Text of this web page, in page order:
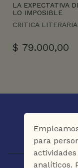
LA EXPECTATIVA
LO IMPOSIBLE
CRITICA LITERARIA
$ 79.000,00
para
analíticos.